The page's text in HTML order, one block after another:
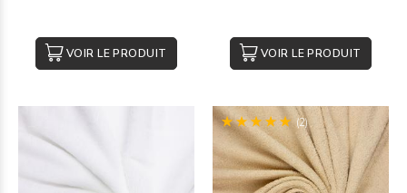
VOIR LE PRODUIT VOIR LE PRODUIT
(2)